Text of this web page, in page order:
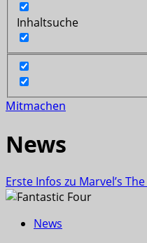
Inhaltsuche
Mitmachen
News
Erste Infos zu Marvel’s
News